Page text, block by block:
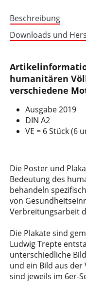
Beschreibung
Downloads und
humanitären
verschiedene
Ausgabe 2019
DIN A2
VE = 6 Stück (6
Die Poster und
Bedeutung des
behandeln
von
Verbreitungsarbeit
Die Plakate sind
Ludwig Trepte
unterschiedliche
und ein Bild aus
sind jeweils im 6er-